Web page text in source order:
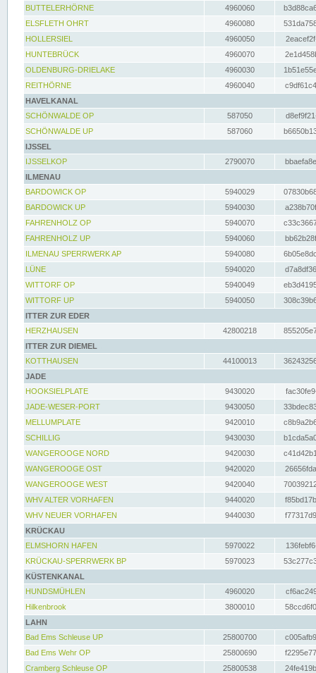
BUTTELERHÖRNE
4960060
ELSFLETH OHRT
4960080
HOLLERSIEL
4960050
HUNTEBRÜCK
4960070
OLDENBURG-DRIELAKE
4960030
REITHÖRNE
4960040
HAVELKANAL
SCHÖNWALDE OP
587050
SCHÖNWALDE UP
587060
IJSSEL
IJSSELKOP
2790070
ILMENAU
BARDOWICK OP
5940029
BARDOWICK UP
5940030
FAHRENHOLZ OP
5940070
FAHRENHOLZ UP
5940060
ILMENAU SPERRWERK AP
5940080
LÜNE
5940020
WITTORF OP
5940049
WITTORF UP
5940050
ITTER ZUR EDER
HERZHAUSEN
42800218
ITTER ZUR DIEMEL
KOTTHAUSEN
44100013
JADE
HOOKSIELPLATE
9430020
JADE-WESER-PORT
9430050
MELLUMPLATE
9420010
SCHILLIG
9430030
WANGEROOGE NORD
9420030
WANGEROOGE OST
9420020
WANGEROOGE WEST
9420040
WHV ALTER VORHAFEN
9440020
WHV NEUER VORHAFEN
9440030
KRÜCKAU
ELMSHORN HAFEN
5970022
KRÜCKAU-SPERRWERK BP
5970023
KÜSTENKANAL
HUNDSMÜHLEN
4960020
Hilkenbrook
3800010
LAHN
Bad Ems Schleuse UP
25800700
Bad Ems Wehr OP
25800690
Cramberg Schleuse OP
25800538